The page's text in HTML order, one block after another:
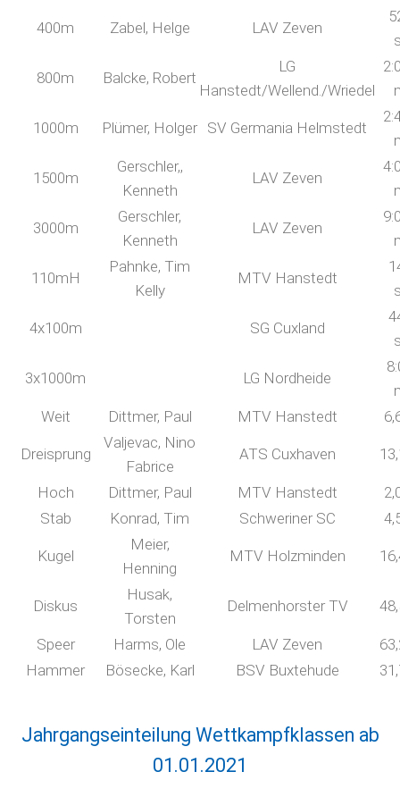
400m Zabel, Helge LAV Zeven
800m Balcke, Robert
LG
Hanstedt/Wellend./Wriedel
1000m Plümer, Holger SV Germania Helmstedt
1500m
Gerschler,,
Kenneth
LAV Zeven
3000m
Gerschler,
Kenneth
LAV Zeven
110mH
Pahnke, Tim
Kelly
MTV Hanstedt
4x100m SG Cuxland
3x1000m LG Nordheide
Weit
Dittmer, Paul MTV Hanstedt
Dreisprung
Valjevac, Nino
Fabrice
ATS Cuxhaven
Hoch Dittmer, Paul MTV Hanstedt
Stab
Konrad, Tim Schweriner SC
Kugel
Meier,
Henning
MTV Holzminden
Diskus
Husak,
Torsten
Delmenhorster TV
Speer Harms, Ole LAV Zeven
Hammer
Bösecke, Karl BSV Buxtehude
Jahrgangseinteilung Wettkampfklassen ab
01.01.2021